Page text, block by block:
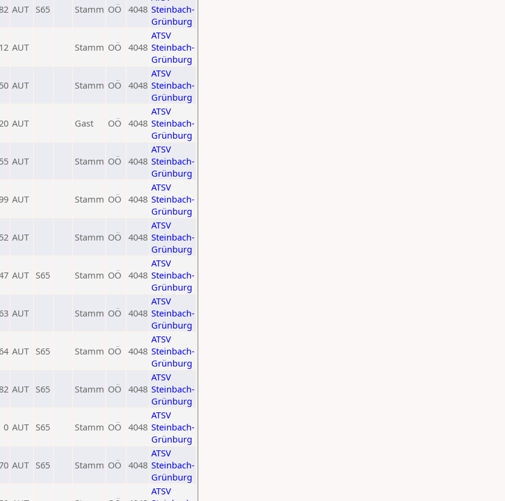
AUT S65 Stamm OÖ 4048 Steinbach-
Grünburg
AUT Stamm OÖ 4048
ATSV
Steinbach-
Grünburg
AUT Stamm OÖ 4048
ATSV
Steinbach-
Grünburg
AUT Gast OÖ 4048
ATSV
Steinbach-
Grünburg
AUT Stamm OÖ 4048
ATSV
Steinbach-
Grünburg
AUT Stamm OÖ 4048
ATSV
Steinbach-
Grünburg
AUT Stamm OÖ 4048
ATSV
Steinbach-
Grünburg
AUT S65 Stamm OÖ 4048
ATSV
Steinbach-
Grünburg
AUT Stamm OÖ 4048
ATSV
Steinbach-
Grünburg
AUT S65 Stamm OÖ 4048
ATSV
Steinbach-
Grünburg
AUT S65 Stamm OÖ 4048
ATSV
Steinbach-
Grünburg
0 AUT S65 Stamm OÖ 4048
ATSV
Steinbach-
Grünburg
AUT S65 Stamm OÖ 4048
ATSV
Steinbach-
Grünburg
ATSV